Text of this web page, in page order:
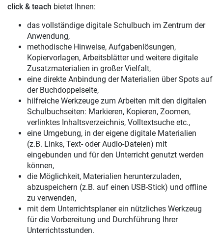
click & teach bietet Ihnen:
das vollständige digitale Schulbuch im Zentrum der
Anwendung,
methodische Hinweise, Aufgabenlösungen,
Kopiervorlagen, Arbeitsblätter und weitere digitale
Zusatzmaterialien in großer Vielfalt,
eine direkte Anbindung der Materialien über Spots auf
der Buchdoppelseite,
hilfreiche Werkzeuge zum Arbeiten mit den digitalen
Schulbuchseiten: Markieren, Kopieren, Zoomen,
verlinktes Inhaltsverzeichnis, Volltextsuche etc.,
eine Umgebung, in der eigene digitale Materialien
(z.B. Links, Text- oder Audio-Dateien) mit
eingebunden und für den Unterricht genutzt werden
können,
die Möglichkeit, Materialien herunterzuladen,
abzuspeichern (z.B. auf einen USB-Stick) und offline
zu verwenden,
mit dem Unterrichtsplaner ein nützliches Werkzeug
für die Vorbereitung und Durchführung Ihrer
Unterrichtsstunden.